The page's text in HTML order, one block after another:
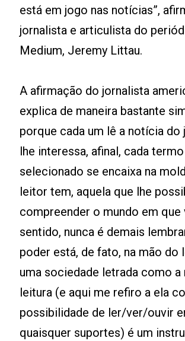
está em jogo nas notícias”,
jornalista e articulista do
Medium, Jeremy Littau.
A afirmação do jornalista
explica de maneira bastante
porque cada um lê a notícia do
lhe interessa, afinal, cada termo
selecionado se encaixa na
leitor tem, aquela que lhe
compreender o mundo em que
sentido, nunca é demais
poder está, de fato, na mão do
uma sociedade letrada como a
leitura (e aqui me refiro a ela
possibilidade de ler/ver/ouvir
quaisquer suportes) é um